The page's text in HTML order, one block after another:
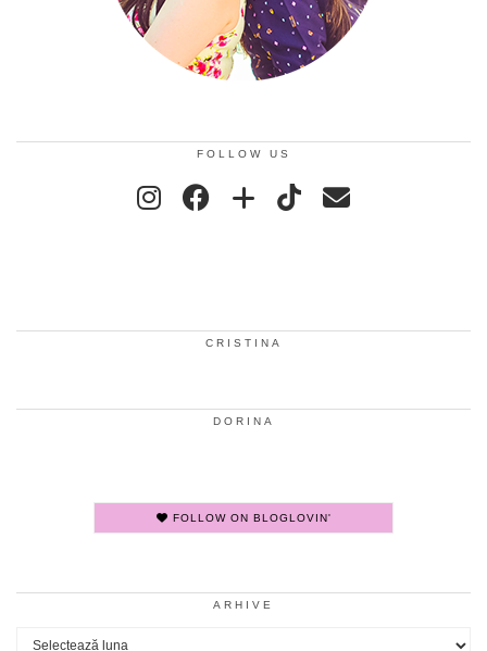
FOLLOW US
CRISTINA
DORINA
FOLLOW ON BLOGLOVIN'
ARHIVE
Arhive